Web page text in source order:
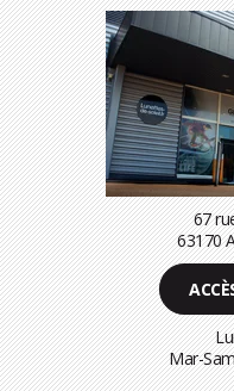
67
63170
Mar-